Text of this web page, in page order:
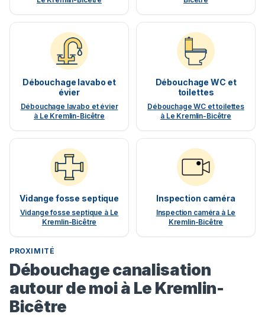
Débouchage lavabo et
évier
Débouchage lavabo et évier
à Le Kremlin-Bicêtre
Débouchage WC et
toilettes
Débouchage WC et toilettes
à Le Kremlin-Bicêtre
Vidange fosse septique
Vidange fosse septique à Le
Kremlin-Bicêtre
Inspection caméra
Inspection caméra à Le
Kremlin-Bicêtre
PROXIMITÉ
Débouchage canalisation
autour de moi à Le Kremlin-
Bicêtre